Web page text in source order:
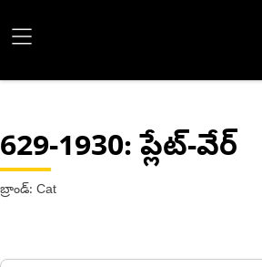
629-1930: ప్లేట్-వేర్
బ్రాండ్: Cat